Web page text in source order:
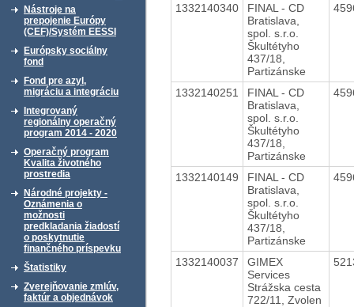
Nástroje na
prepojenie Európy
(CEF)/Systém EESSI
Európsky sociálny
fond
Fond pre azyl,
migráciu a integráciu
Integrovaný
regionálny operačný
program 2014 - 2020
Operačný program
Kvalita životného
prostredia
Národné projekty -
Oznámenia o
možnosti
predkladania žiadostí
o poskytnutie
finančného príspevku
Štatistiky
Zverejňovanie zmlúv,
faktúr a objednávok
1332140340
FINAL - CD
Bratislava,
spol. s.r.o.
Škultétyho
437/18,
Partizánske
1332140251
FINAL - CD
Bratislava,
spol. s.r.o.
Škultétyho
437/18,
Partizánske
1332140149
FINAL - CD
Bratislava,
spol. s.r.o.
Škultétyho
437/18,
Partizánske
1332140037
GIMEX
Services
Strážska cesta
722/11, Zvolen